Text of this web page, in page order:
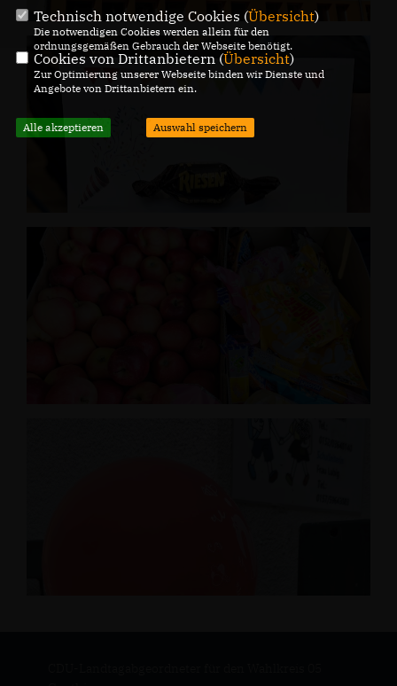
Technisch notwendige Cookies (Übersicht)
Die notwendigen Cookies werden allein für den
ordnungsgemäßen Gebrauch der Webseite benötigt.
Cookies von Drittanbietern (Übersicht)
Zur Optimierung unserer Webseite binden wir Dienste und
Angebote von Drittanbietern ein.
Alle akzeptieren Auswahl speichern